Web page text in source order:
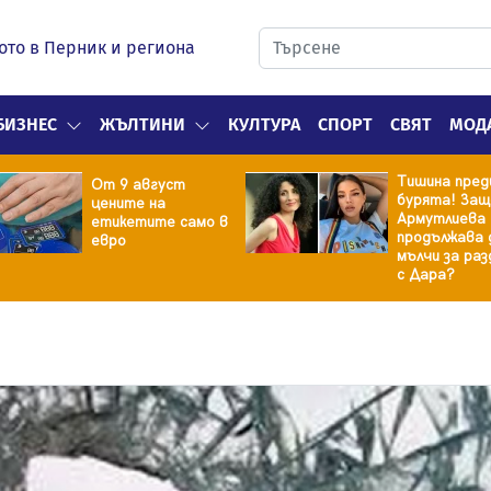
в Перник и региона
ЖЪЛТИНИ КУЛТУРА СПОРТ СВЯТ
От 9 август
цените на
етикетите само в
евро
Тишина
бурята!
Армутлиева
продължава
мълчи за
с Дара?